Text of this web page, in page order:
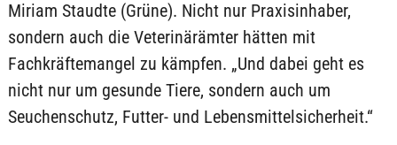
Miriam Staudte (Grüne). Nicht nur Praxisinhaber,
sondern auch die Veterinärämter hätten mit
Fachkräftemangel zu kämpfen. „Und dabei geht es
nicht nur um gesunde Tiere, sondern auch um
Seuchenschutz, Futter- und Lebensmittelsicherheit.“